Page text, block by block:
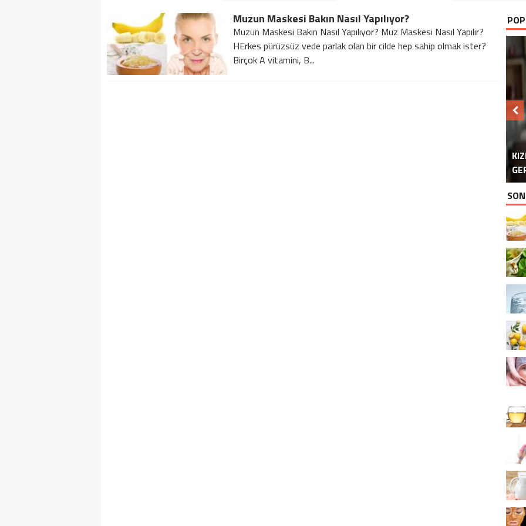
Muzun Maskesi Bakın Nasıl Yapılıyor?
Muzun Maskesi Bakın Nasıl Yapılıyor? Muz Maskesi Nasıl Yapılır?
HErkes pürüzsüz vede parlak olan bir cilde hep sahip olmak ister?
Birçok A vitamini, B...